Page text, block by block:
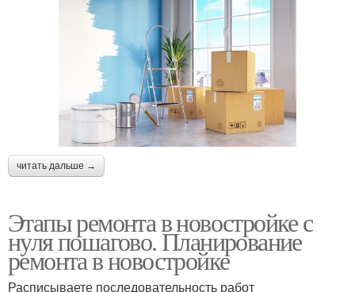
читать дальше →
Этапы ремонта в новостройке с
нуля пошагово. Планирование
ремонта в новостройке
Расписываете последовательность работ